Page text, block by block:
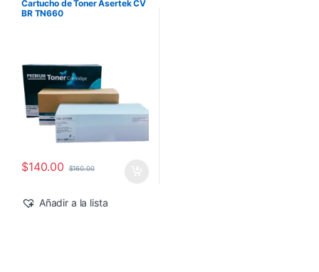
Toner Asertek
Cartucho de Toner Asertek CV
BR TN660
$140.00 $160.00
Añadir a la lista